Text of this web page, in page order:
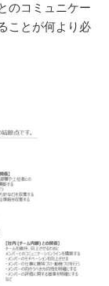
のコミュニケー
ことが何より必